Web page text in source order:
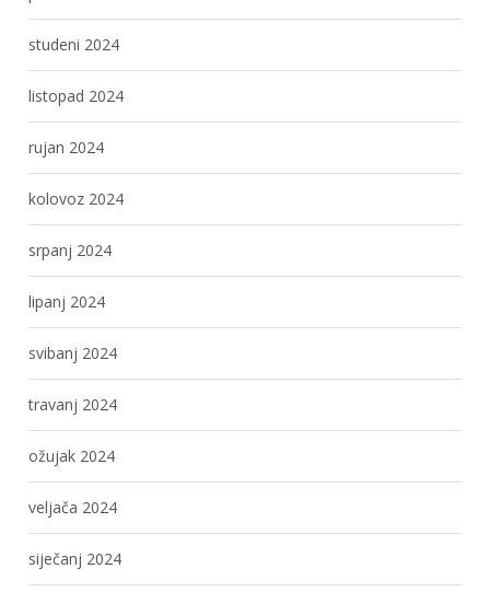
studeni 2024
listopad 2024
rujan 2024
kolovoz 2024
srpanj 2024
lipanj 2024
svibanj 2024
travanj 2024
ožujak 2024
veljača 2024
siječanj 2024